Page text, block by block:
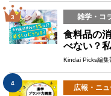
3 雑学・コ
食料品の
べない？
Kindai Picks編
4
広報・ニュ